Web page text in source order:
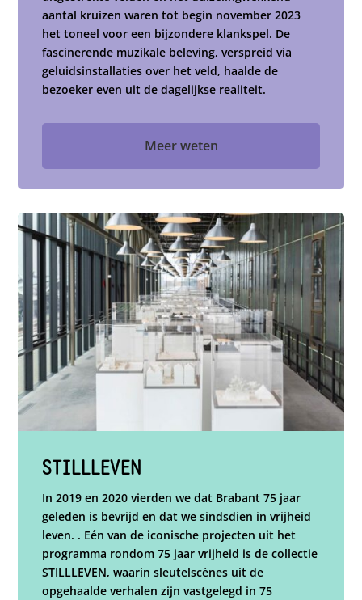
aantal kruizen waren tot begin november 2023
het toneel voor een bijzondere klankspel. De
fascinerende muzikale beleving, verspreid via
geluidsinstallaties over het veld, haalde de
bezoeker even uit de dagelijkse realiteit.
Meer weten
STILLLEVEN
In 2019 en 2020 vierden we dat Brabant 75 jaar
geleden is bevrijd en dat we sindsdien in vrijheid
leven. . Eén van de iconische projecten uit het
programma rondom 75 jaar vrijheid is de collectie
STILLLEVEN, waarin sleutelscènes uit de
opgehaalde verhalen zijn vastgelegd in 75